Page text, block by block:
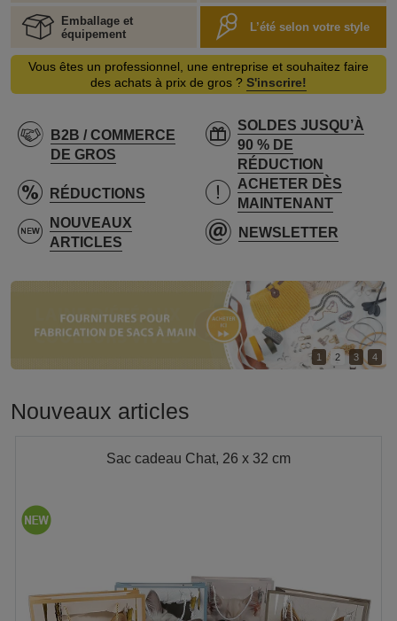
Emballage et
équipement
L’été selon votre style
Vous êtes un professionnel, une entreprise et souhaitez faire
des achats à prix de gros ? S'inscrire!
1 2 3 4
Nouveaux articles
Sac cadeau Chat, 26 x 32 cm
B2B / COMMERCE
DE GROS
SOLDES JUSQU’À
90 % DE
RÉDUCTION
RÉDUCTIONS
ACHETER DÈS
MAINTENANT
NOUVEAUX
ARTICLES
NEWSLETTER